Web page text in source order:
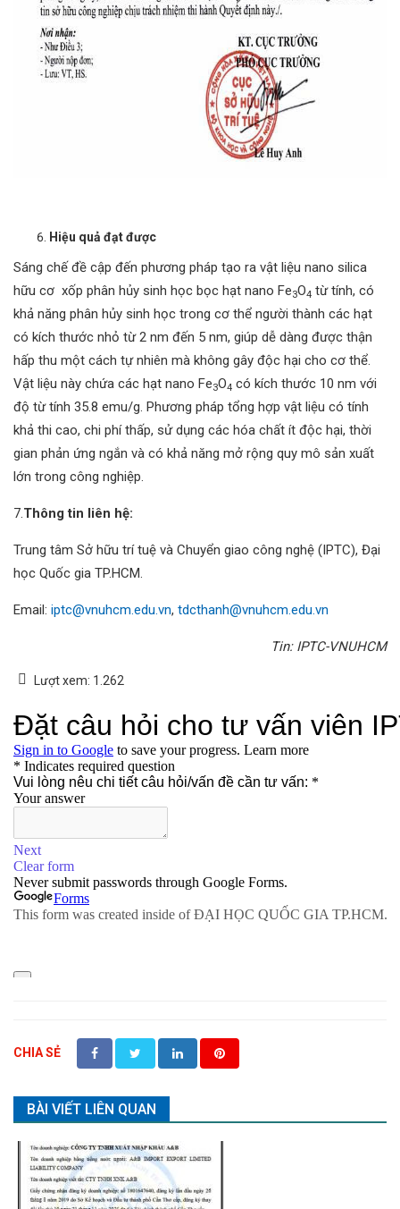
Hiệu quả đạt được
Sáng chế đề cập đến phương pháp tạo ra vật liệu nano silica
hữu cơ xốp phân hủy sinh học bọc hạt nano Fe3O4 từ tính, có
khả năng phân hủy sinh học trong cơ thể người thành các hạt
có kích thước nhỏ từ 2 nm đến 5 nm, giúp dễ dàng được thận
hấp thu một cách tự nhiên mà không gây độc hại cho cơ thể.
Vật liệu này chứa các hạt nano Fe3O4 có kích thước 10 nm với
độ từ tính 35.8 emu/g. Phương pháp tổng hợp vật liệu có tính
khả thi cao, chi phí thấp, sử dụng các hóa chất ít độc hại, thời
gian phản ứng ngắn và có khả năng mở rộng quy mô sản xuất
lớn trong công nghiệp.
7.Thông tin liên hệ:
Trung tâm Sở hữu trí tuệ và Chuyển giao công nghệ (IPTC), Đại
học Quốc gia TP.HCM.
Email: iptc@vnuhcm.edu.vn, tdcthanh@vnuhcm.edu.vn
Tin: IPTC-VNUHCM
Lượt xem: 1.262
CHIA SẺ
BÀI VIẾT LIÊN QUAN